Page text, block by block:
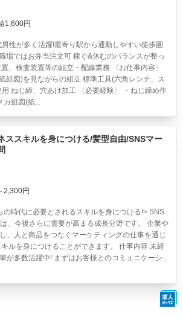
1,600円
男性が多く活躍!最寄り駅から通勤しやすい徒歩圏
場ではお弁当注文可 稼ぐ&休むのバランスが整っ
、検査装置等の組立・配線業務 〈お仕事内容〉
組図)を見ながらの組立 標準工具(六角レンチ、ス
ねじ締、穴あけ加工 〈必要経験〉 ・ねじ締め作
カ組図(紙...
ススキルを身につける/髪型自由/SNSマー
2,300円
の時代に必要とされるスキルを身につける!> SNS
、今後さらに需要が高まる成長分野です。 企業や
、人と商品をつなぐマーケティングの仕事を通じ
ルを身につけることができます。 仕事内容 未経
が多数活躍中! まずはお客様とのコミュニケーシ